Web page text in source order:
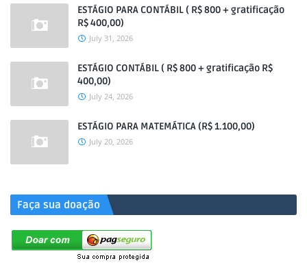
ESTÁGIO PARA CONTÁBIL ( R$ 800 + gratificação
R$ 400,00)
July 31, 2026
ESTÁGIO CONTÁBIL ( R$ 800 + gratificação R$
400,00)
July 24, 2026
ESTÁGIO PARA MATEMÁTICA (R$ 1.100,00)
July 20, 2026
Faça sua doação